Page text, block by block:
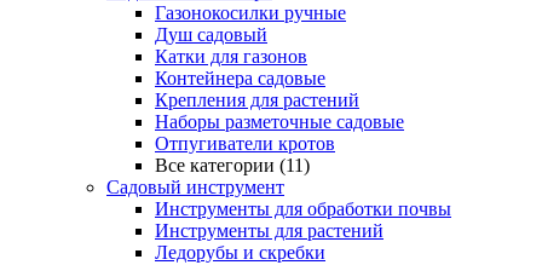
Газонокосилки ручные
Душ садовый
Катки для газонов
Контейнера садовые
Крепления для растений
Наборы разметочные садовые
Отпугиватели кротов
Все категории (11)
Садовый инструмент
Инструменты для обработки почвы
Инструменты для растений
Ледорубы и скребки